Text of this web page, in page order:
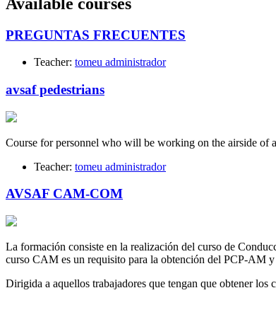
PREGUNTAS FRECUENTES
Teacher: tomeu administrador
avsaf pedestrians
Course for personnel who will be working on the airside of
Teacher: tomeu administrador
AVSAF CAM-COM
La formación consiste en la realización del curso de
curso CAM es un requisito para la obtención del PCP-AM
Dirigida a aquellos trabajadores que tengan que obtener